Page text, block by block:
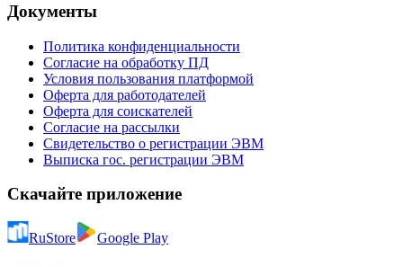
Документы
Политика конфиденциальности
Согласие на обработку ПД
Условия пользования платформой
Оферта для работодателей
Оферта для соискателей
Согласие на рассылки
Свидетельство о регистрации ЭВМ
Выписка гос. регистрации ЭВМ
Скачайте приложение
RuStore Google Play